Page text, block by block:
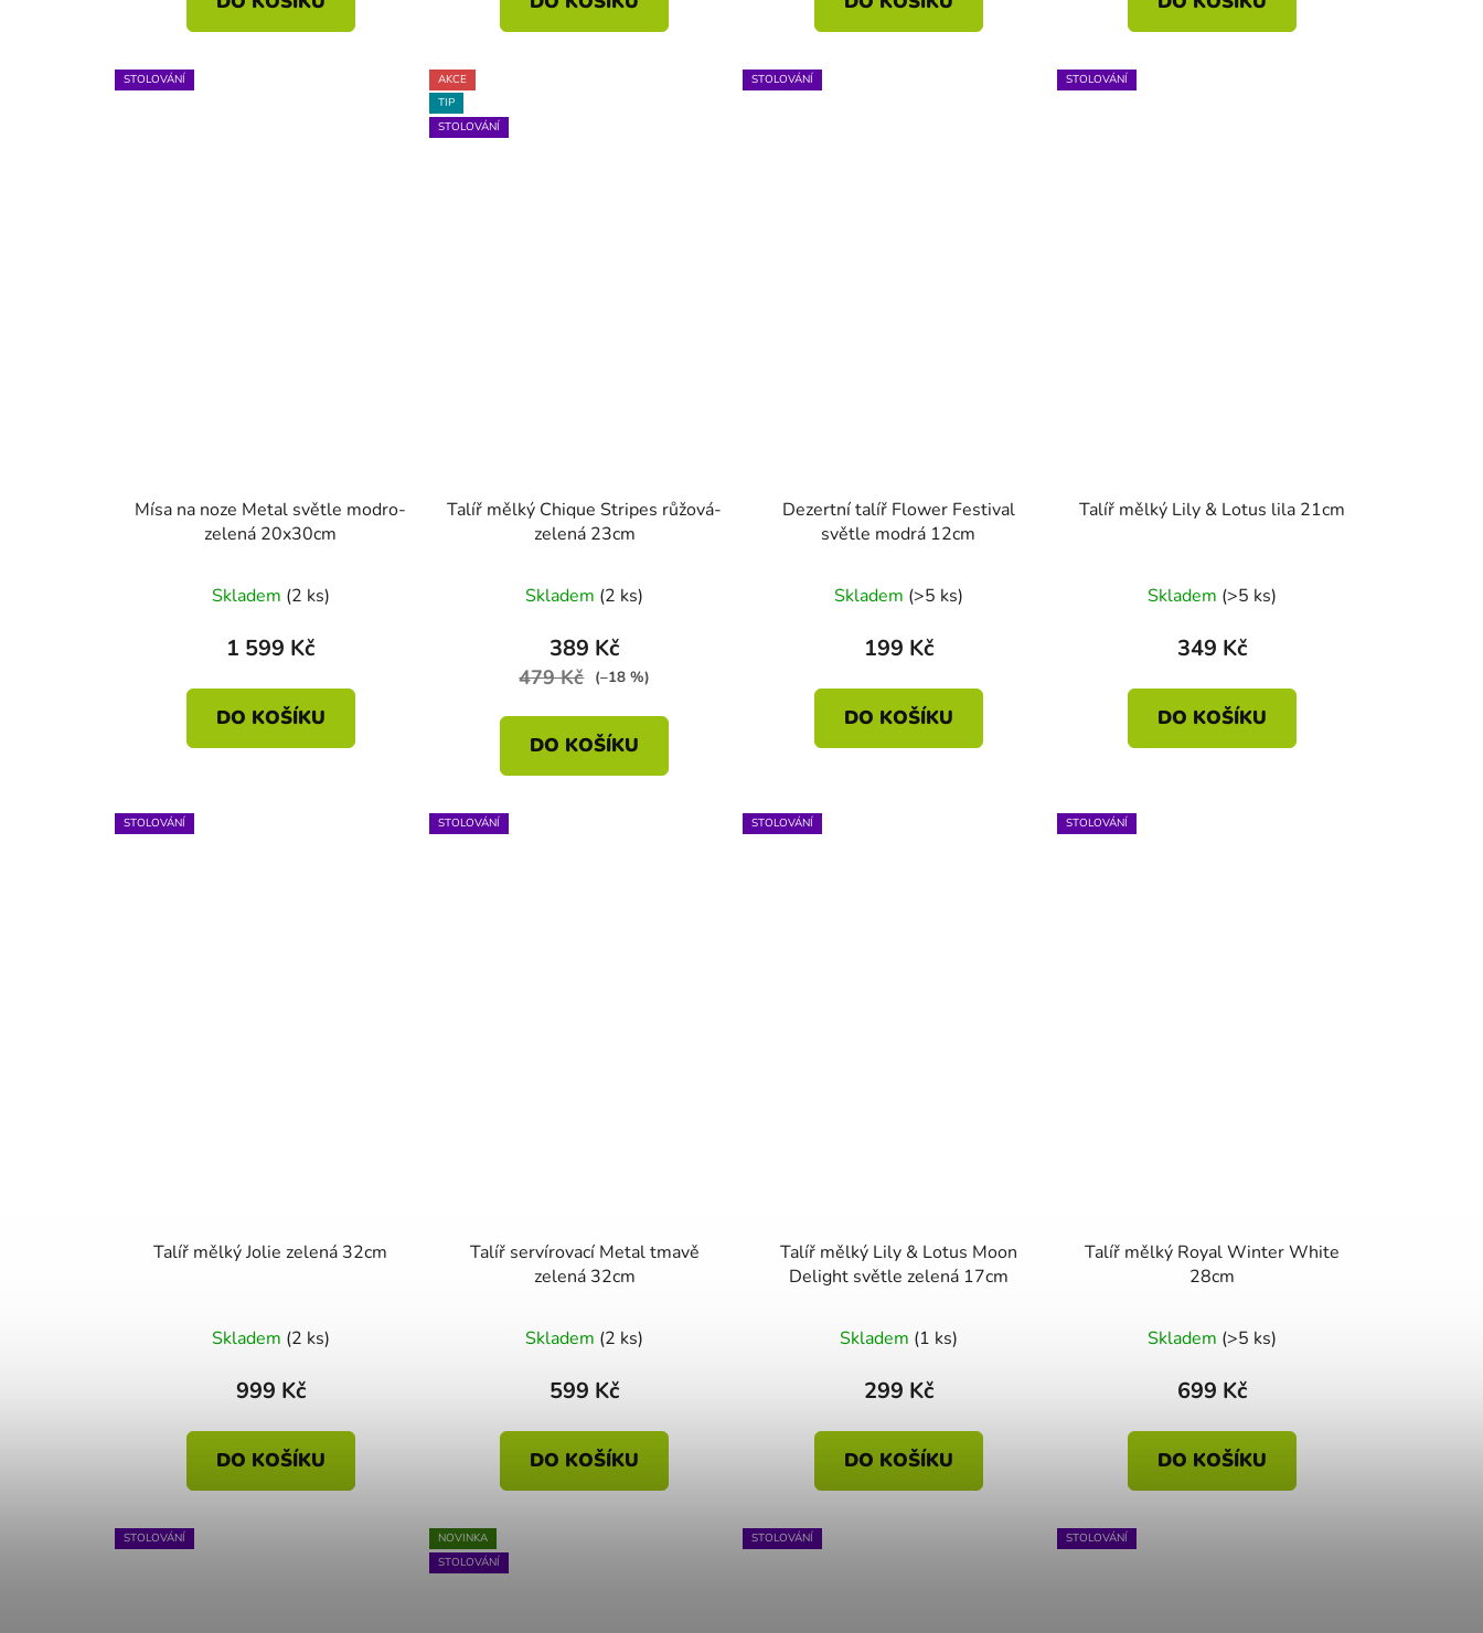
STOLOVÁNÍ
Mísa na noze Metal světle modro-
zelená 20x30cm
Skladem (2 ks)
1 599 Kč
DO KOŠÍKU
AKCE
TIP
STOLOVÁNÍ
Talíř mělký Chique Stripes růžová-
zelená 23cm
Skladem (2 ks)
389 Kč
479 Kč (–18 %)
DO KOŠÍKU
STOLOVÁNÍ
Dezertní talíř Flower Festival
světle modrá 12cm
Skladem (>5 ks)
199 Kč
DO KOŠÍKU
STOLOVÁNÍ
Talíř mělký Lily & Lotus lila 21cm
Skladem (>5 ks)
349 Kč
DO KOŠÍKU
STOLOVÁNÍ
Talíř mělký Jolie zelená 32cm
Skladem (2 ks)
999 Kč
DO KOŠÍKU
STOLOVÁNÍ
Talíř servírovací Metal tmavě
zelená 32cm
Skladem (2 ks)
599 Kč
DO KOŠÍKU
STOLOVÁNÍ
Talíř mělký Lily & Lotus Moon
Delight světle zelená 17cm
Skladem (1 ks)
299 Kč
DO KOŠÍKU
STOLOVÁNÍ
Talíř mělký Royal Winter White
28cm
Skladem (>5 ks)
699 Kč
DO KOŠÍKU
STOLOVÁNÍ
NOVINKA
STOLOVÁNÍ
STOLOVÁNÍ STOLOVÁNÍ